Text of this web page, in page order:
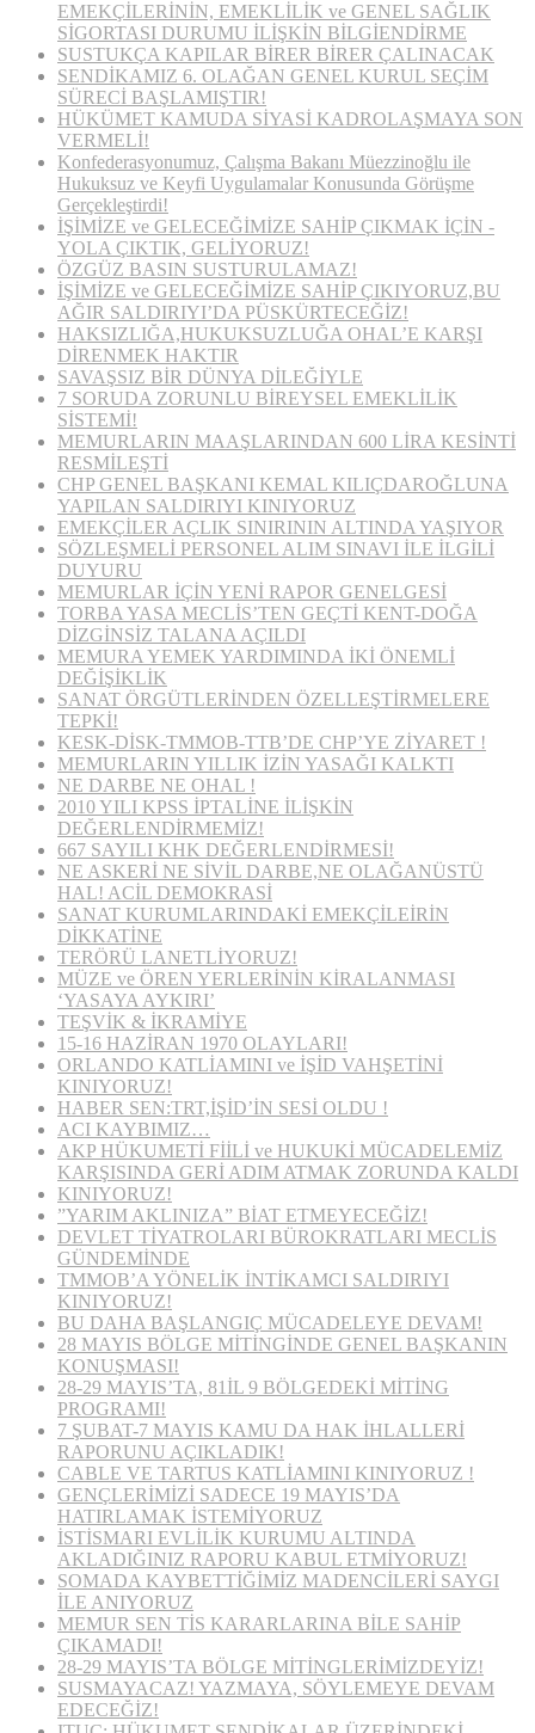
EMEKÇİLERİNİN, EMEKLİLİK ve GENEL SAĞLIK
SİGORTASI DURUMU İLİŞKİN BİLGİENDİRME
SUSTUKÇA KAPILAR BİRER BİRER ÇALINACAK
SENDİKAMIZ 6. OLAĞAN GENEL KURUL SEÇİM
SÜRECİ BAŞLAMIŞTIR!
HÜKÜMET KAMUDA SİYASİ KADROLAŞMAYA SON
VERMELİ!
Konfederasyonumuz, Çalışma Bakanı Müezzinoğlu ile
Hukuksuz ve Keyfi Uygulamalar Konusunda Görüşme
Gerçekleştirdi!
İŞİMİZE ve GELECEĞİMİZE SAHİP ÇIKMAK İÇİN ­­­
YOLA ÇIKTIK, GELİYORUZ!
ÖZGÜZ BASIN SUSTURULAMAZ!
İŞİMİZE ve GELECEĞİMİZE SAHİP ÇIKIYORUZ,BU
AĞIR SALDIRIYI’DA PÜSKÜRTECEĞİZ!
HAKSIZLIĞA,HUKUKSUZLUĞA OHAL’E KARŞI
DİRENMEK HAKTIR
SAVAŞSIZ BİR DÜNYA DİLEĞİYLE
7 SORUDA ZORUNLU BİREYSEL EMEKLİLİK
SİSTEMİ!
MEMURLARIN MAAŞLARINDAN 600 LİRA KESİNTİ
RESMİLEŞTİ
CHP GENEL BAŞKANI KEMAL KILIÇDAROĞLUNA
YAPILAN SALDIRIYI KINIYORUZ
EMEKÇİLER AÇLIK SINIRININ ALTINDA YAŞIYOR
SÖZLEŞMELİ PERSONEL ALIM SINAVI İLE İLGİLİ
DUYURU
MEMURLAR İÇİN YENİ RAPOR GENELGESİ
TORBA YASA MECLİS’TEN GEÇTİ KENT-DOĞA
DİZGİNSİZ TALANA AÇILDI
MEMURA YEMEK YARDIMINDA İKİ ÖNEMLİ
DEĞİŞİKLİK
SANAT ÖRGÜTLERİNDEN ÖZELLEŞTİRMELERE
TEPKİ!
KESK-DİSK-TMMOB-TTB’DE CHP’YE ZİYARET !
MEMURLARIN YILLIK İZİN YASAĞI KALKTI
NE DARBE NE OHAL !
2010 YILI KPSS İPTALİNE İLİŞKİN
DEĞERLENDİRMEMİZ!
667 SAYILI KHK DEĞERLENDİRMESİ!
NE ASKERİ NE SİVİL DARBE,NE OLAĞANÜSTÜ
HAL! ACİL DEMOKRASİ
SANAT KURUMLARINDAKİ EMEKÇİLEİRİN
DİKKATİNE
TERÖRÜ LANETLİYORUZ!
MÜZE ve ÖREN YERLERİNİN KİRALANMASI
‘YASAYA AYKIRI’
TEŞVİK & İKRAMİYE
15-16 HAZİRAN 1970 OLAYLARI!
ORLANDO KATLİAMINI ve İŞİD VAHŞETİNİ
KINIYORUZ!
HABER SEN:TRT,İŞİD’İN SESİ OLDU !
ACI KAYBIMIZ…
AKP HÜKUMETİ FİİLİ ve HUKUKİ MÜCADELEMİZ
KARŞISINDA GERİ ADIM ATMAK ZORUNDA KALDI
KINIYORUZ!
”YARIM AKLINIZA” BİAT ETMEYECEĞİZ!
DEVLET TİYATROLARI BÜROKRATLARI MECLİS
GÜNDEMİNDE
TMMOB’A YÖNELİK İNTİKAMCI SALDIRIYI
KINIYORUZ!
BU DAHA BAŞLANGIÇ MÜCADELEYE DEVAM!
28 MAYIS BÖLGE MİTİNGİNDE GENEL BAŞKANIN
KONUŞMASI!
28-29 MAYIS’TA, 81İL 9 BÖLGEDEKİ MİTİNG
PROGRAMI!
7 ŞUBAT-7 MAYIS KAMU DA HAK İHLALLERİ
RAPORUNU AÇIKLADIK!
CABLE VE TARTUS KATLİAMINI KINIYORUZ !
GENÇLERİMİZİ SADECE 19 MAYIS’DA
HATIRLAMAK İSTEMİYORUZ
İSTİSMARI EVLİLİK KURUMU ALTINDA
AKLADIĞINIZ RAPORU KABUL ETMİYORUZ!
SOMADA KAYBETTİĞİMİZ MADENCİLERİ SAYGI
İLE ANIYORUZ
MEMUR SEN TİS KARARLARINA BİLE SAHİP
ÇIKAMADI!
28-29 MAYIS’TA BÖLGE MİTİNGLERİMİZDEYİZ!
SUSMAYACAZ! YAZMAYA, SÖYLEMEYE DEVAM
EDECEĞİZ!